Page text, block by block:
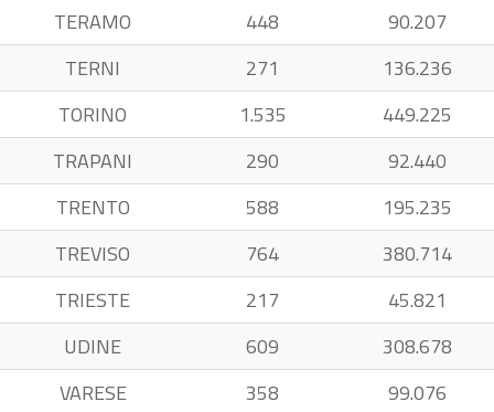
TERAMO
448
90.207
TERNI
271
136.236
TORINO
1.535
449.225
TRAPANI
290
92.440
TRENTO
588
195.235
TREVISO
764
380.714
TRIESTE
217
45.821
UDINE
609
308.678
VARESE
358
99.076